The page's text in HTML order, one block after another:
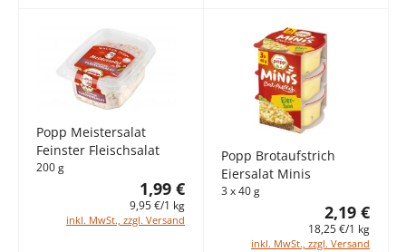
Popp Meistersalat
Feinster Fleischsalat
200 g
1,99 €
9,95 €/1 kg
inkl. MwSt., zzgl. Versand
Popp Brotaufstrich
Eiersalat Minis
3 x 40 g
2,19 €
18,25 €/1 kg
inkl. MwSt., zzgl. Versand